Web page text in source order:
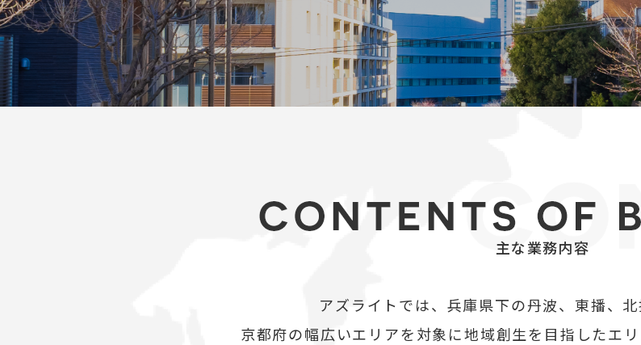
主な業務内容
アズライトでは、兵庫県下の丹波、東播、北
京都府の幅広いエリアを対象に地域創生を目指したエリ